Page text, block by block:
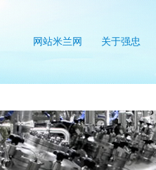
网站米兰网
web站
关于强忠